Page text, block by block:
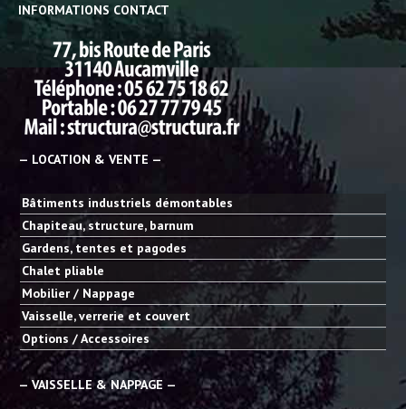
INFORMATIONS CONTACT
— LOCATION & VENTE —
Bâtiments industriels démontables
Chapiteau, structure, barnum
Gardens, tentes et pagodes
Chalet pliable
Mobilier / Nappage
Vaisselle, verrerie et couvert
Options / Accessoires
— VAISSELLE & NAPPAGE —